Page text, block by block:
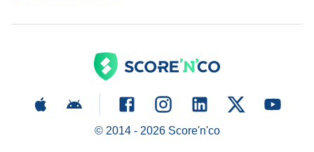
© 2014 - 2026Score'n'co